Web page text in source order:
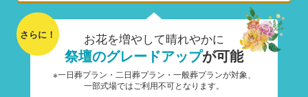
さらに！ お花を増やして晴れやかに
祭壇のグレードアップが可能
※一日葬プラン・二日葬プラン・一般葬プランが対象、
一部式場ではご利用不可となります。